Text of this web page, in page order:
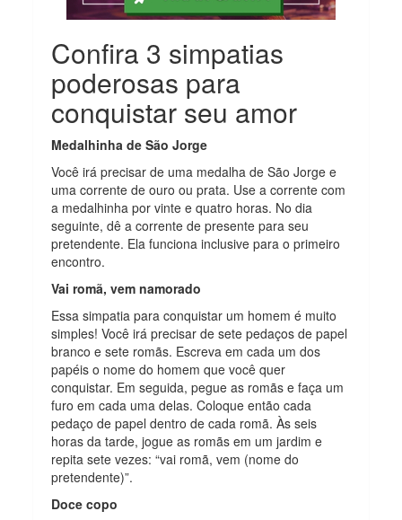
Confira 3 simpatias
poderosas para
conquistar seu amor
Medalhinha de São Jorge
Você irá precisar de uma medalha de São Jorge e
uma corrente de ouro ou prata. Use a corrente com
a medalhinha por vinte e quatro horas. No dia
seguinte, dê a corrente de presente para seu
pretendente. Ela funciona inclusive para o primeiro
encontro.
Vai romã, vem namorado
Essa simpatia para conquistar um homem é muito
simples! Você irá precisar de sete pedaços de papel
branco e sete romãs. Escreva em cada um dos
papéis o nome do homem que você quer
conquistar. Em seguida, pegue as romãs e faça um
furo em cada uma delas. Coloque então cada
pedaço de papel dentro de cada romã. Às seis
horas da tarde, jogue as romãs em um jardim e
repita sete vezes: “vai romã, vem (nome do
pretendente)”.
Doce copo